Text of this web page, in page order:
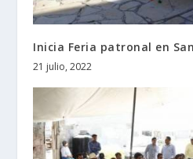
Inicia Feria patronal en
21 julio, 2022